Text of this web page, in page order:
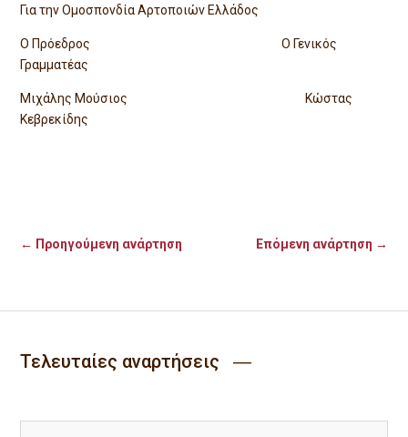
Για την Ομοσπονδία Αρτοποιών Ελλάδος
Ο Πρόεδρος Ο Γενικός
Γραμματέας
Μιχάλης Μούσιος Κώστας
Κεβρεκίδης
← Προηγούμενη ανάρτηση Επόμενη ανάρτηση →
Τελευταίες αναρτήσεις ―